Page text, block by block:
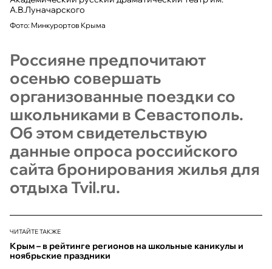
А.В.Луначарского
Фото: Минкурортов Крыма
Россияне предпочитают
осенью совершать
организованные поездки со
школьниками в Севастополь.
Об этом свидетельствую
данные опроса российского
сайта бронирования жилья для
отдыха Tvil.ru.
ЧИТАЙТЕ ТАКЖЕ
Крым – в рейтинге регионов на школьные каникулы и
ноябрьские праздники